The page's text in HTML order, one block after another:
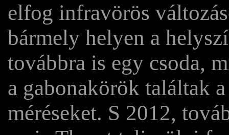
elfog infravörös
bármely helyen a
továbbra is egy csoda,
a gabonakörök találtak
méréseket. S 2012,